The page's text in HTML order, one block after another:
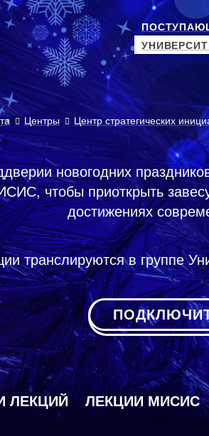
Центры Центр стратегических
новогодних
чтобы приоткрыть
достижениях
транслируются в группе
ЛЕКЦИЙ ЛЕКЦИИ МИСИС